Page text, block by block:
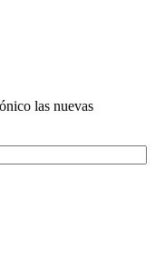
las nuevas